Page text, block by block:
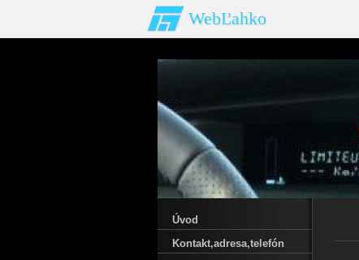
WebĽahko
Úvod
Kontakt‚adresa‚telefón